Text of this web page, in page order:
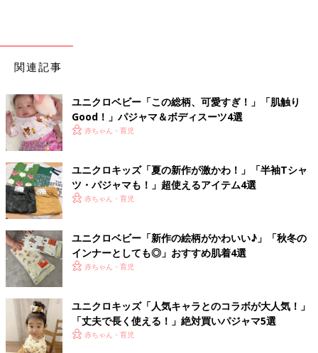
関連記事
ユニクロベビー「この総柄、可愛すぎ！」「肌触り
Good！」パジャマ＆ボディスーツ4選
赤ちゃん・育児
ユニクロキッズ「夏の新作が激かわ！」「半袖Tシャ
ツ・パジャマも！」超使えるアイテム4選
赤ちゃん・育児
ユニクロベビー「新作の絵柄がかわいい♪」「秋冬の
インナーとしても◎」おすすめ肌着4選
赤ちゃん・育児
ユニクロキッズ「人気キャラとのコラボが大人気！」
「丈夫で長く使える！」絶対買いパジャマ5選
赤ちゃん・育児